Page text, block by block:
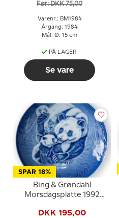
Før: DKK 75,00
Varenr.: BM1984
Årgang: 1984
Mål: Ø: 15 cm
PÅ LAGER
Se vare
SPAR 18%
Bing & Grøndahl
Morsdagsplatte 1992
DKK 195,00